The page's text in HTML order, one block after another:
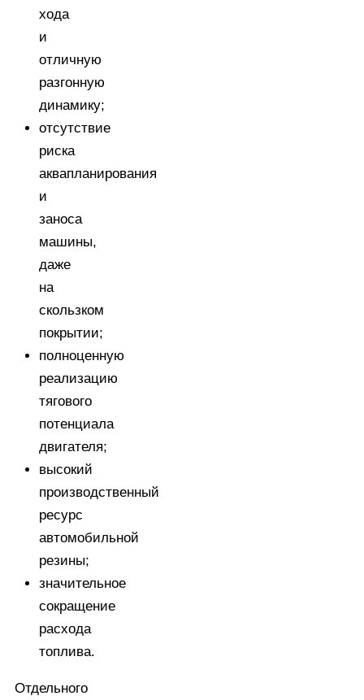
хода
и
отличную
разгонную
динамику;
отсутствие
риска
аквапланирования
и
заноса
машины,
даже
на
скользком
покрытии;
полноценную
реализацию
тягового
потенциала
двигателя;
высокий
производственный
ресурс
автомобильной
резины;
значительное
сокращение
расхода
топлива.
Отдельного